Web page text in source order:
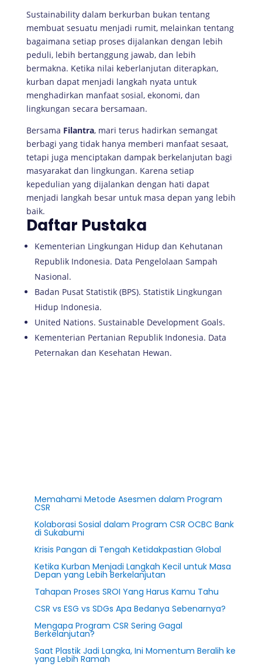
Sustainability dalam berkurban bukan tentang
membuat sesuatu menjadi rumit, melainkan tentang
bagaimana setiap proses dijalankan dengan lebih
peduli, lebih bertanggung jawab, dan lebih
bermakna. Ketika nilai keberlanjutan diterapkan,
kurban dapat menjadi langkah nyata untuk
menghadirkan manfaat sosial, ekonomi, dan
lingkungan secara bersamaan.
Bersama Filantra, mari terus hadirkan semangat
berbagi yang tidak hanya memberi manfaat sesaat,
tetapi juga menciptakan dampak berkelanjutan bagi
masyarakat dan lingkungan. Karena setiap
kepedulian yang dijalankan dengan hati dapat
menjadi langkah besar untuk masa depan yang lebih
baik.
Daftar Pustaka
Kementerian Lingkungan Hidup dan Kehutanan
Republik Indonesia. Data Pengelolaan Sampah
Nasional.
Badan Pusat Statistik (BPS). Statistik Lingkungan
Hidup Indonesia.
United Nations. Sustainable Development Goals.
Kementerian Pertanian Republik Indonesia. Data
Peternakan dan Kesehatan Hewan.
Memahami Metode Asesmen dalam Program
CSR
Kolaborasi Sosial dalam Program CSR OCBC Bank
di Sukabumi
Krisis Pangan di Tengah Ketidakpastian Global
Ketika Kurban Menjadi Langkah Kecil untuk Masa
Depan yang Lebih Berkelanjutan
Tahapan Proses SROI Yang Harus Kamu Tahu
CSR vs ESG vs SDGs Apa Bedanya Sebenarnya?
Mengapa Program CSR Sering Gagal
Berkelanjutan?
Saat Plastik Jadi Langka, Ini Momentum Beralih ke
yang Lebih Ramah